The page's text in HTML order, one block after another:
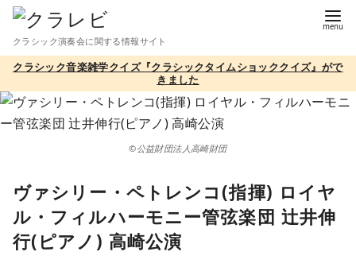
テ
ツ
クラシック演奏会に関する情報サイト
クラシック音楽雑学クイズ『クラシックタイムショッククイズ』がで
きました
©公益財団法人高崎財団
ヴァシリー・ペトレンコ(指揮) ロイヤ
ル・フィルハーモニー管弦楽団 辻井伸
行(ピアノ) 高崎公演